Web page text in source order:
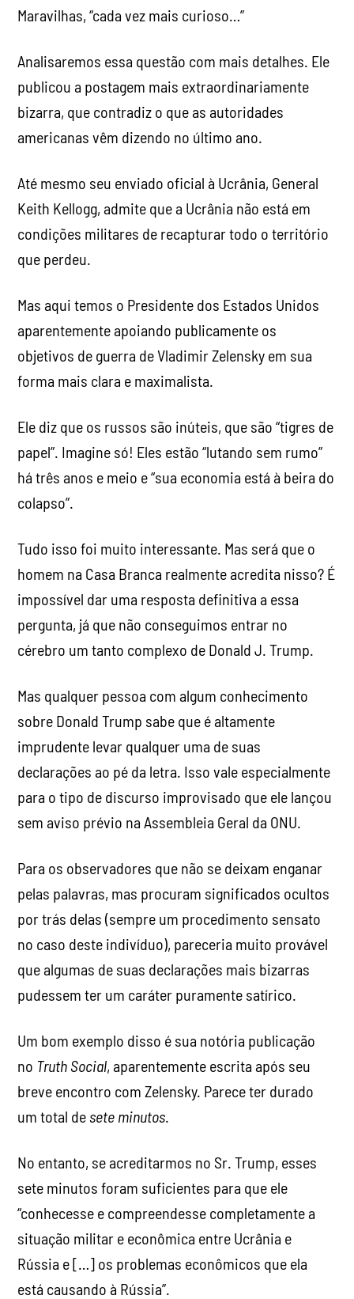
Maravilhas, “cada vez mais curioso…”
Analisaremos essa questão com mais detalhes. Ele
publicou a postagem mais extraordinariamente
bizarra, que contradiz o que as autoridades
americanas vêm dizendo no último ano.
Até mesmo seu enviado oficial à Ucrânia, General
Keith Kellogg, admite que a Ucrânia não está em
condições militares de recapturar todo o território
que perdeu.
Mas aqui temos o Presidente dos Estados Unidos
aparentemente apoiando publicamente os
objetivos de guerra de Vladimir Zelensky em sua
forma mais clara e maximalista.
Ele diz que os russos são inúteis, que são “tigres de
papel”. Imagine só! Eles estão “lutando sem rumo”
há três anos e meio e “sua economia está à beira do
colapso”.
Tudo isso foi muito interessante. Mas será que o
homem na Casa Branca realmente acredita nisso? É
impossível dar uma resposta definitiva a essa
pergunta, já que não conseguimos entrar no
cérebro um tanto complexo de Donald J. Trump.
Mas qualquer pessoa com algum conhecimento
sobre Donald Trump sabe que é altamente
imprudente levar qualquer uma de suas
declarações ao pé da letra. Isso vale especialmente
para o tipo de discurso improvisado que ele lançou
sem aviso prévio na Assembleia Geral da ONU.
Para os observadores que não se deixam enganar
pelas palavras, mas procuram significados ocultos
por trás delas (sempre um procedimento sensato
no caso deste indivíduo), pareceria muito provável
que algumas de suas declarações mais bizarras
pudessem ter um caráter puramente satírico.
Um bom exemplo disso é sua notória publicação
no Truth Social, aparentemente escrita após seu
breve encontro com Zelensky. Parece ter durado
um total desete minutos.
No entanto, se acreditarmos no Sr. Trump, esses
sete minutos foram suficientes para que ele
“conhecesse e compreendesse completamente a
situação militar e econômica entre Ucrânia e
Rússia e […] os problemas econômicos que ela
está causando à Rússia”.